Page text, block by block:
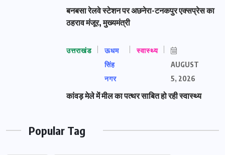
बनबसा रेलवे स्टेशन पर अछनेरा-टनकपुर एक्सप्रेस का
ठहराव मंजूर, मुख्यमंत्री
उत्तराखंड
ऊधम
सिंह
नगर
स्वास्थ्य
AUGUST
5, 2026
कांवड़ मेले में मील का पत्थर साबित हो रही स्वास्थ्य
Popular Tag